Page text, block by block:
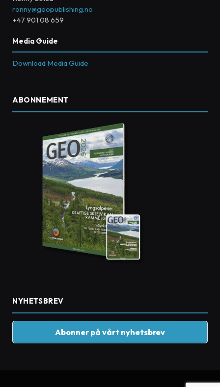
ronny@geopublishing.no
+47 901 08 659
Media Guide
Download Media Guide
ABONNEMENT
NYHETSBREV
Abonner på vårt nyhetsbrev